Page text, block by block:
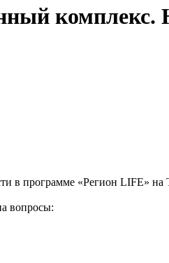
комплекс.
в программе «Регион LIFE»
вопросы: